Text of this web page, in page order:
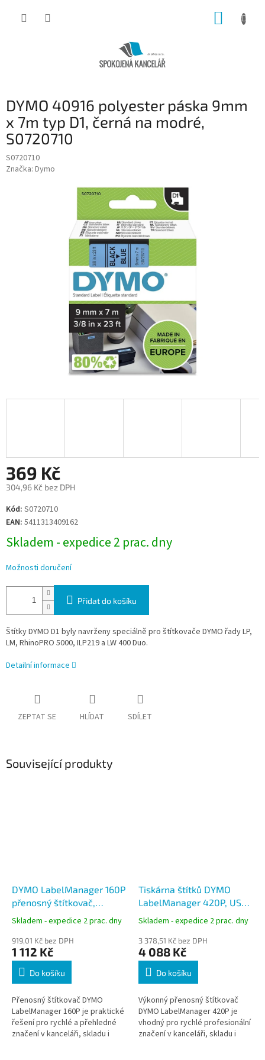
DYMO 40916 polyester páska 9mm
x 7m typ D1, černá na modré,
S0720710
S0720710
Značka: Dymo
369 Kč
304,96 Kč bez DPH
Měrná
cena:
Kód: S0720710
EAN: 5411313409162
Skladem - expedice 2 prac. dny
Možnosti doručení
Přidat do košíku
Štítky DYMO D1 byly navrženy speciálně pro štítkovače DYMO řady LP,
LM, RhinoPRO 5000, ILP219 a LW 400 Duo.
Detailní informace
ZEPTAT SE HLÍDAT SDÍLET
Související produkty
DYMO LabelManager 160P
přenosný štítkovač,
2174612, QWERTY, tisk
6/9/12 mm
Skladem - expedice 2 prac. dny
919,01 Kč bez DPH
1 112 Kč
Do košíku
Přenosný štítkovač DYMO
LabelManager 160P je praktické
řešení pro rychlé a přehledné
značení v kanceláři, skladu i
Tiskárna štítků DYMO
LabelManager 420P, USB,
ABC, dobíjecí, D1 6–19 mm
Skladem - expedice 2 prac. dny
3 378,51 Kč bez DPH
4 088 Kč
Do košíku
Výkonný přenosný štítkovač
DYMO LabelManager 420P je
vhodný pro rychlé profesionální
značení v kanceláři, skladu i